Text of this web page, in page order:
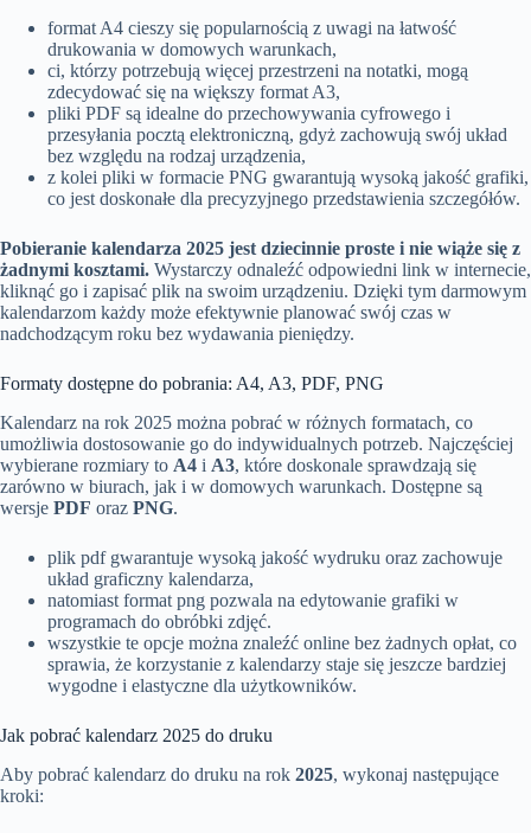
format A4 cieszy się popularnością z uwagi na łatwość
drukowania w domowych warunkach,
ci, którzy potrzebują więcej przestrzeni na notatki, mogą
zdecydować się na większy format A3,
pliki PDF są idealne do przechowywania cyfrowego i
przesyłania pocztą elektroniczną, gdyż zachowują swój układ
bez względu na rodzaj urządzenia,
z kolei pliki w formacie PNG gwarantują wysoką jakość grafiki,
co jest doskonałe dla precyzyjnego przedstawienia szczegółów.
Pobieranie kalendarza 2025 jest dziecinnie proste i nie wiąże się z
żadnymi kosztami. Wystarczy odnaleźć odpowiedni link w internecie,
kliknąć go i zapisać plik na swoim urządzeniu. Dzięki tym darmowym
kalendarzom każdy może efektywnie planować swój czas w
nadchodzącym roku bez wydawania pieniędzy.
Formaty dostępne do pobrania: A4, A3, PDF, PNG
Kalendarz na rok 2025 można pobrać w różnych formatach, co
umożliwia dostosowanie go do indywidualnych potrzeb. Najczęściej
wybierane rozmiary to A4 i A3, które doskonale sprawdzają się
zarówno w biurach, jak i w domowych warunkach. Dostępne są
wersje PDF oraz PNG.
plik pdf gwarantuje wysoką jakość wydruku oraz zachowuje
układ graficzny kalendarza,
natomiast format png pozwala na edytowanie grafiki w
programach do obróbki zdjęć.
wszystkie te opcje można znaleźć online bez żadnych opłat, co
sprawia, że korzystanie z kalendarzy staje się jeszcze bardziej
wygodne i elastyczne dla użytkowników.
Jak pobrać kalendarz 2025 do druku
Aby pobrać kalendarz do druku na rok 2025, wykonaj następujące
kroki: